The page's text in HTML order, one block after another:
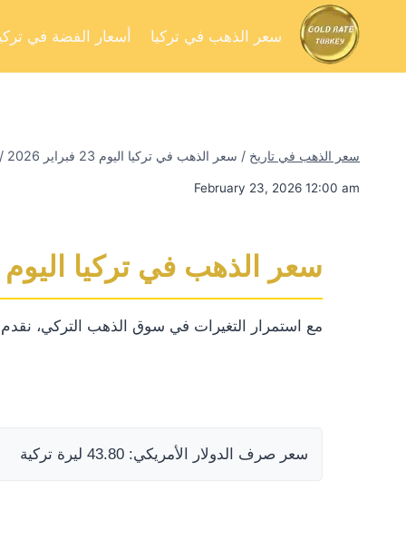
أسعار الفضة في سعر الذهب في تركيا
/ سعر الذهب في تاريخ / سعر الذهب في تركيا اليوم 23 فبراير 2026
February 23, 2026 12:00 am
سعر الذهب في تركيا اليوم 23 فبراير
مع استمرار التغيرات في سوق الذهب التركي، نقدم
سعر صرف الدولار الأمريكي: 43.80 ليرة تركية